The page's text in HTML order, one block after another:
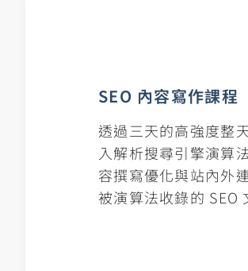
SEO 內容寫作課程
透過三天的高強度整
入解析搜尋引擎演算
容撰寫優化與站內外
被演算法收錄的 SEO